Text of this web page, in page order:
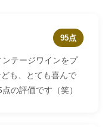
95点
テージワインをプ
も、とても喜んで
の評価です（笑）